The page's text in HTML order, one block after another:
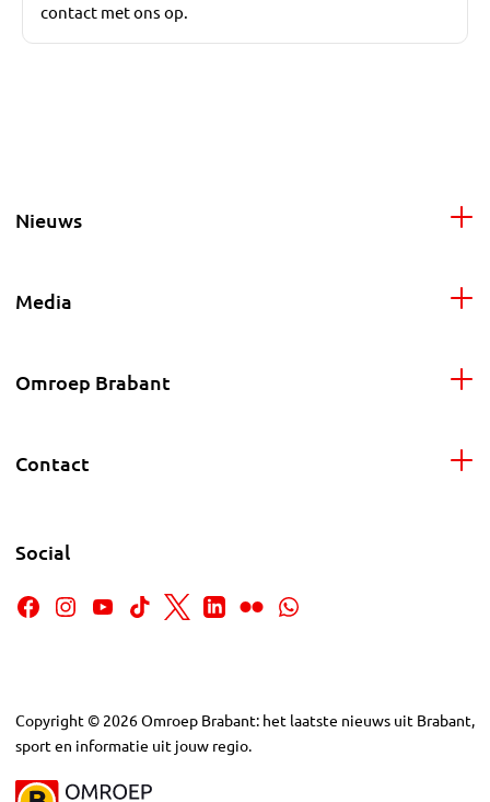
contact met ons op.
Nieuws
Media
Omroep Brabant
Contact
Social
Copyright © 2026Omroep Brabant: het laatste nieuws uit Brabant,
sport en informatie uit jouw regio.